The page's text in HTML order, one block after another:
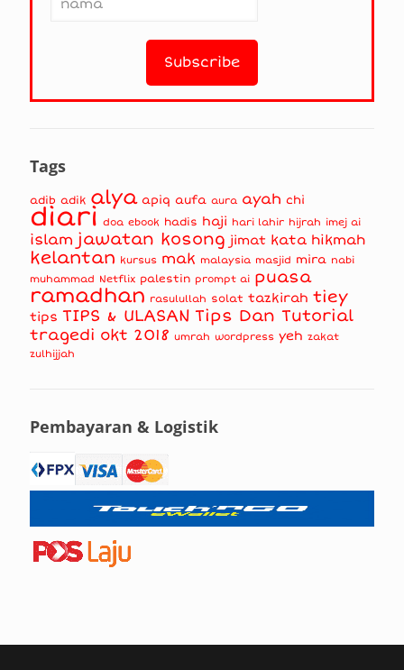
Tags
adib adik alya apiq aufa aura ayah chi
diari doa ebook hadis haji hari lahir hijrah imej ai
islam jawatan kosong jimat kata hikmah
kelantan kursus mak malaysia masjid mira nabi
muhammad Netflix palestin prompt ai puasa
ramadhan rasulullah solat tazkirah tiey
tips TIPS & ULASAN Tips Dan Tutorial
tragedi okt 2018 umrah wordpress yeh zakat
zulhijjah
Pembayaran & Logistik